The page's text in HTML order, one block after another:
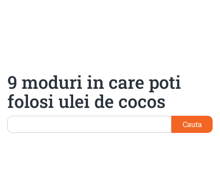
9 moduri in care poti
folosi ulei de cocos
Cauta